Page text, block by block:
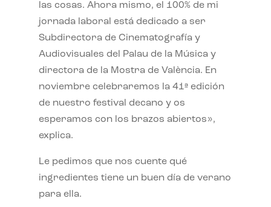
las cosas. Ahora mismo, el 100% de mi
jornada laboral está dedicado a ser
Subdirectora de Cinematografía y
Audiovisuales del Palau de la Música y
directora de la Mostra de València. En
noviembre celebraremos la 41ª edición
de nuestro festival decano y os
esperamos con los brazos abiertos»,
explica.
Le pedimos que nos cuente qué
ingredientes tiene un buen día de verano
para ella.